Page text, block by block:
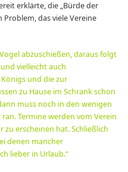
erklärte, die „Bürde der
Problem, das viele Vereine
abzuschießen, daraus folgt
vielleicht auch
und die zur
zu Hause im Schrank schon
muss noch in den wenigen
Termine werden vom Verein
zu erscheinen hat. Schließlich
denen mancher
lieber in Urlaub.“